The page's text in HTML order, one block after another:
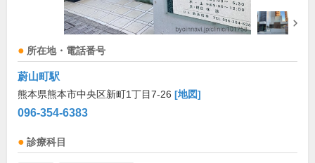
所在地・電話番号
蔚山町駅
熊本県熊本市中央区新町1丁目7-26 [地図]
096-354-6383
診療科目